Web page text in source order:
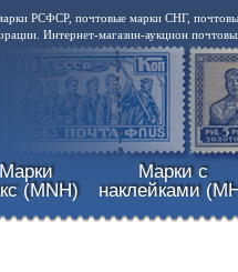
РСФСР, почтовые марки СНГ,
Интернет-магазин-аукцион
Марки
(MNH)
Марки с
наклейками